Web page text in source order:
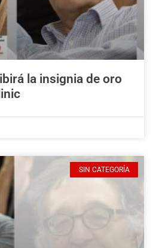
la insignia de oro
SIN CATEGORÍA